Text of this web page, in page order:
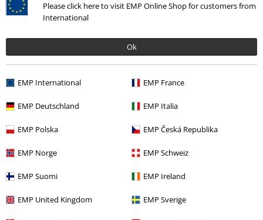
Please click here to visit EMP Online Shop for customers from
International
Ok
EMP International EMP France
EMP Deutschland EMP Italia
EMP Polska EMP Česká Republika
EMP Norge EMP Schweiz
EMP Suomi EMP Ireland
EMP United Kingdom EMP Sverige
Adviesprijs
€ 41,99
€ 32,99